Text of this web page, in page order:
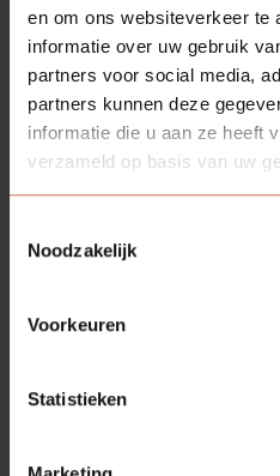
en om ons websiteverkeer te
informatie over uw gebruik
partners voor social media,
partners kunnen deze
informatie die u aan ze heeft
verzameld op basis van uw
Noodzakelijk
Voorkeuren
Statistieken
werd door
door altijd
Maar ook
sociale
langzaam
geldkwestie.
ontpopt zich
met een
vermogen
op langere
zakelijk